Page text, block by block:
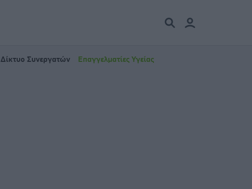
Δίκτυο Συνεργατών Επαγγελματίες Υγείας